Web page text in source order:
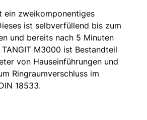
ein zweikomponentiges
ist selbverfüllend bis zum
und bereits nach 5 Minuten
M3000 ist Bestandteil
von Hauseinführungen und
Ringraumverschluss im
18533.